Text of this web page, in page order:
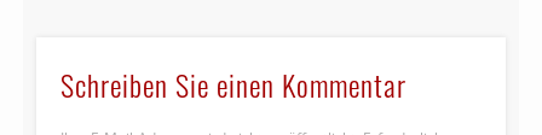
Schreiben Sie einen Kommentar